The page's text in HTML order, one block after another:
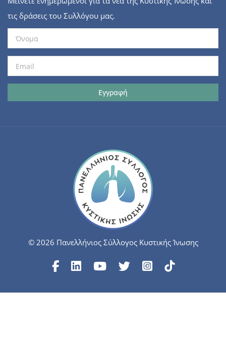
τις δράσεις του Συλλόγου μας.
© 2026 Πανελλήνιος Σύλλογος Κυστικής Ίνωσης